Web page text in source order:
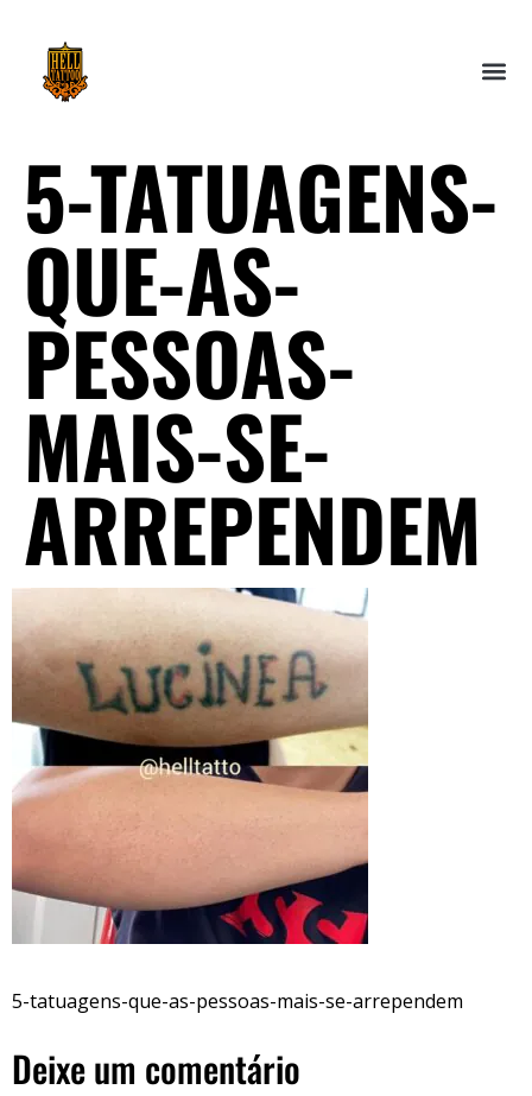
5-TATUAGENS-
QUE-AS-
PESSOAS-
MAIS-SE-
ARREPENDEM
5-tatuagens-que-as-pessoas-mais-se-arrependem
Deixe um comentário